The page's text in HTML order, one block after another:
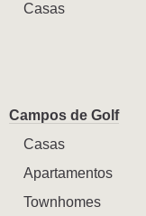
Casas
Campos de Golf
Casas
Apartamentos
Townhomes